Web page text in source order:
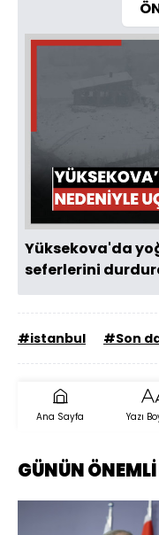
Yüksekova'da
seferlerini
#istanbul #Son
Ana Sayfa Yazı
GÜNÜN